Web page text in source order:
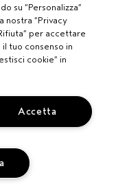
su “Personalizza”
nostra “Privacy
per accettare
tuo consenso in
cookie” in
Accetta